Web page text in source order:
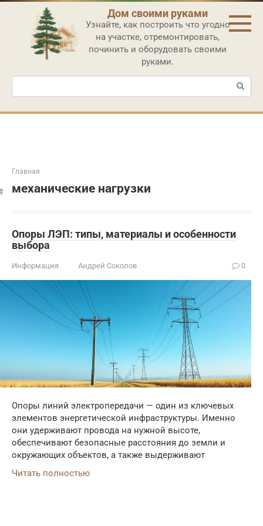
Перейти
контенту
Дом своими руками
Узнайте, как построить что угодно
на участке, отремонтировать,
починить и оборудовать своими
руками.
Поиск:
Главная
механические нагрузки
Опоры ЛЭП: типы, материалы и особенности
выбора
Информация Андрей Соколов 0
Опоры линий электропередачи — один из ключевых
элементов энергетической инфраструктуры. Именно
они удерживают провода на нужной высоте,
обеспечивают безопасные расстояния до земли и
окружающих объектов, а также выдерживают
Читать полностью